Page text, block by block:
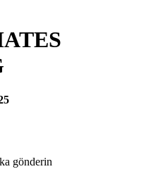
gönderin